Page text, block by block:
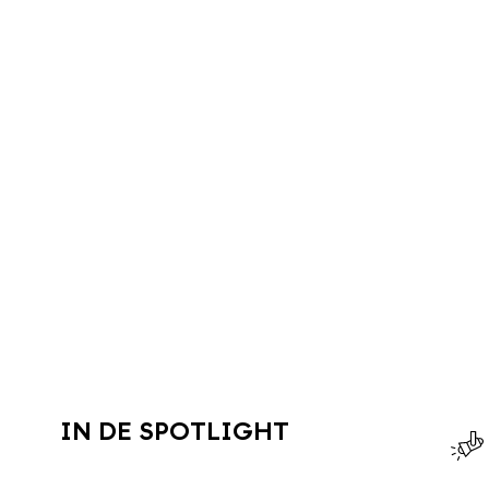
IN DE SPOTLIGHT